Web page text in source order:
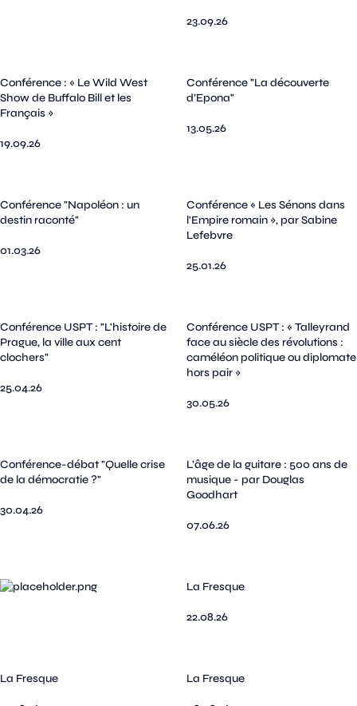
23.09.26
Conférence : « Le Wild West
Show de Buffalo Bill et les
Français »
19.09.26
Conférence "La découverte
d’Epona"
13.05.26
Conférence "Napoléon : un
destin raconté"
01.03.26
Conférence « Les Sénons dans
l'Empire romain », par Sabine
Lefebvre
25.01.26
Conférence USPT : "L'histoire de
Prague, la ville aux cent
clochers"
25.04.26
Conférence USPT : « Talleyrand
face au siècle des révolutions :
caméléon politique ou diplomate
hors pair »
30.05.26
Conférence-débat "Quelle crise
de la démocratie ?"
30.04.26
L’âge de la guitare : 500 ans de
musique - par Douglas
Goodhart
07.06.26
La Fresque
22.08.26
La Fresque La Fresque